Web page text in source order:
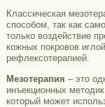
Классическая
способом, так как
только воздействие
кожных покровов
рефлексотерапией.
Мезотерапия – это
инъекционных
который может